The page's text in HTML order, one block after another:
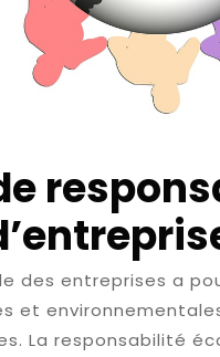
des entreprises a
et
La responsabilité